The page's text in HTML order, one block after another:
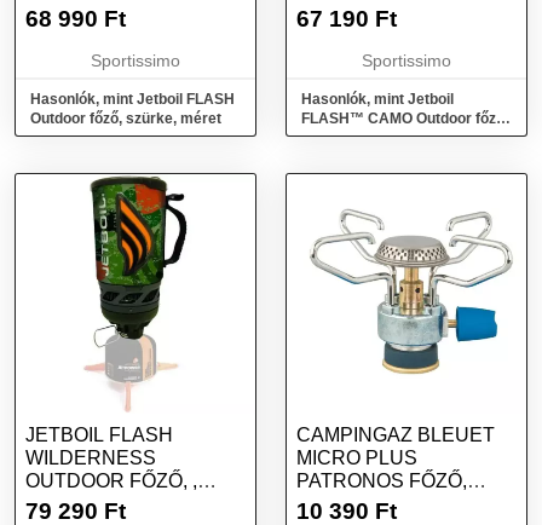
68 990 Ft
Sportissimo
Hasonlók, mint Jetboil FLASH
Outdoor főző, szürke, méret
67 190 Ft
Sportissimo
Hasonlók, mint Jetboil
FLASH™ CAMO Outdoor főző,
khaki, méret
JETBOIL FLASH
WILDERNESS
OUTDOOR FŐZŐ, ,
MÉRET
79 290 Ft
CAMPINGAZ BLEUET
MICRO PLUS
PATRONOS FŐZŐ,
EZÜST, MÉRET
10 390 Ft